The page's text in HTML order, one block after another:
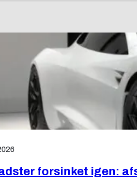
forsinket igen: